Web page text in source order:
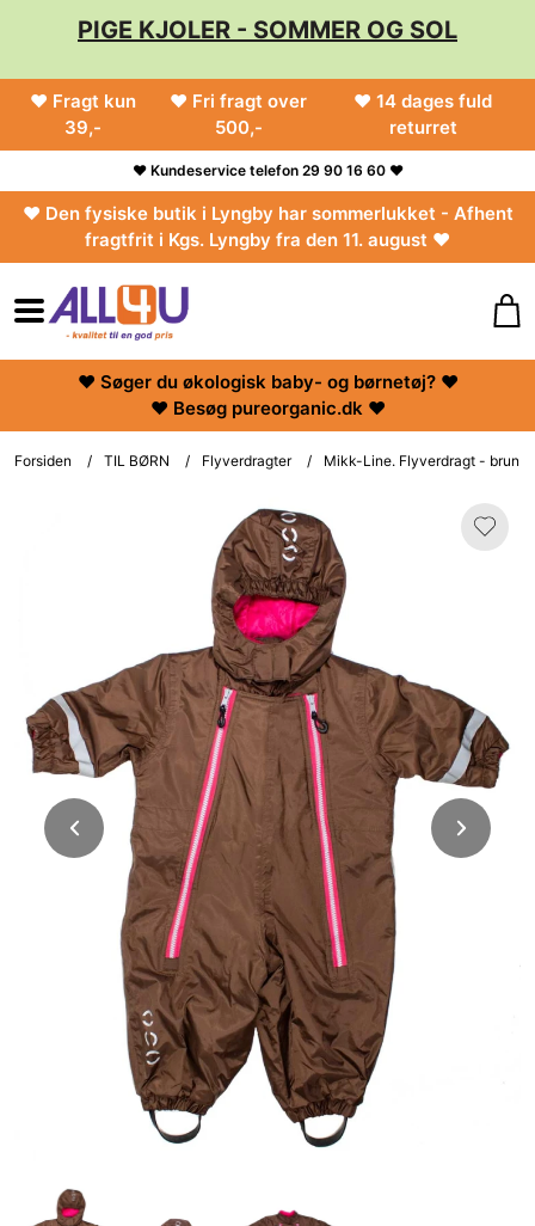
PIGE KJOLER - SOMMER OG SOL
♥ Fragt kun
39,-
♥ Fri fragt over
500,-
♥ 14 dages fuld
returret
♥ Kundeservice telefon 29 90 16 60 ♥
♥ Den fysiske butik i Lyngby har sommerlukket - Afhent
fragtfrit i Kgs. Lyngby fra den 11. august ♥
♥ Søger du økologisk baby- og børnetøj? ♥
♥ Besøg pureorganic.dk ♥
Forsiden / TIL BØRN / Flyverdragter / Mikk-Line. Flyverdragt - brun